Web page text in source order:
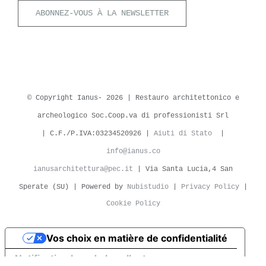
ABONNEZ-VOUS À LA NEWSLETTER
© Copyright Ianus- 2026 | Restauro architettonico e
archeologico Soc.Coop.va di professionisti Srl
| C.F./P.IVA:03234520926 | Aiuti di Stato
info@ianus.co
ianusarchitettura@pec.it | Via Santa Lucia,4 San
Sperate (SU) | Powered by Nubistudio| Privacy Policy|
Cookie Policy
Notification lors de la collecte
Vos choix en matière de confidentialité